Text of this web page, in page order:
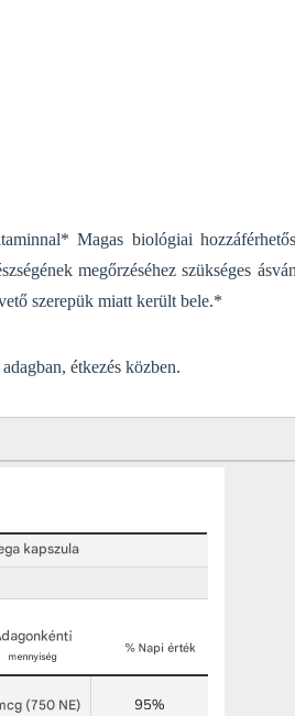
Magas biológiai
megőrzéséhez szükséges
szerepük miatt került bele.*
étkezés közben.